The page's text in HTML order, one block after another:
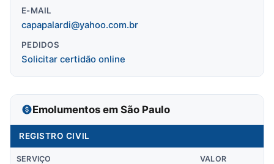
E-MAIL
capapalardi@yahoo.com.br
PEDIDOS
Solicitar certidão online
Emolumentos em São Paulo
REGISTRO CIVIL
SERVIÇO VALOR